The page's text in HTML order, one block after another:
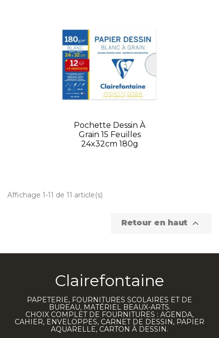
Pochette Dessin À
Grain 15 Feuilles
24x32cm 180g
Affichage 1-11 de 11 article(s)
Retour en haut 
Clairefontaine
PAPETERIE, FOURNITURES SCOLAIRES ET DE
BUREAU, MATÉRIEL BEAUX-ARTS.
CHOIX COMPLET DE FOURNITURES : AGENDA,
CAHIER, ENVELOPPES, CARNET DE DESSIN, PAPIER
AQUARELLE, CARTON À DESSIN.